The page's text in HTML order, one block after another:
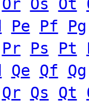
Or Os Ot
Pe Pf
Pg
Pr Ps Pt
Qe Qf
Qg
Qr Qs Qt